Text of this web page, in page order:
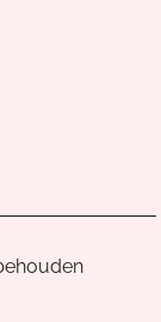
van